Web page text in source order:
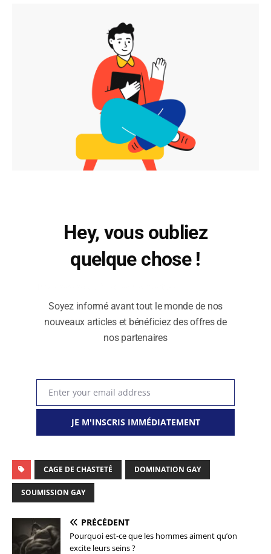
Hey, vous oubliez
quelque chose !
Soyez informé avant tout le monde de nos
nouveaux articles et bénéficiez des offres de
nos partenaires
EmailEnter your email address
JE M'INSCRIS IMMÉDIATEMENT
CAGE DE CHASTETÉ DOMINATION GAY
SOUMISSION GAY
PRÉCÉDENT
Pourquoi est-ce que les hommes aiment qu’on
excite leurs seins ?